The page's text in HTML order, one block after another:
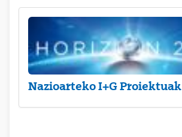
Nazioarteko I+G Proiektuak